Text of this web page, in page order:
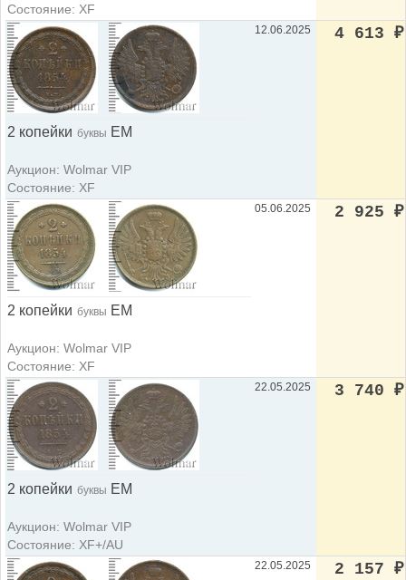
Состояние: XF
2 копейки буквы ЕМ
Аукцион: Wolmar VIP
Состояние: XF
12.06.2025 4 613 ₽
2 копейки буквы ЕМ
Аукцион: Wolmar VIP
Состояние: XF
05.06.2025 2 925 ₽
2 копейки буквы ЕМ
Аукцион: Wolmar VIP
Состояние: XF+/AU
22.05.2025 3 740 ₽
22.05.2025 2 157 ₽